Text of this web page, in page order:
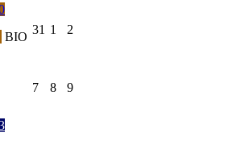
BIO
31 1 2
7 8 9